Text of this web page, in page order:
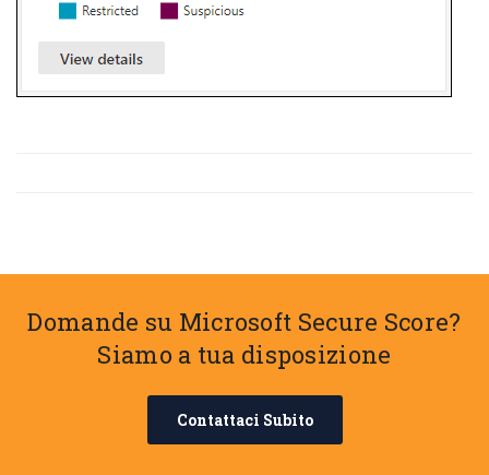
Domande su Microsoft Secure Score?
Siamo a tua disposizione
Contattaci Subito